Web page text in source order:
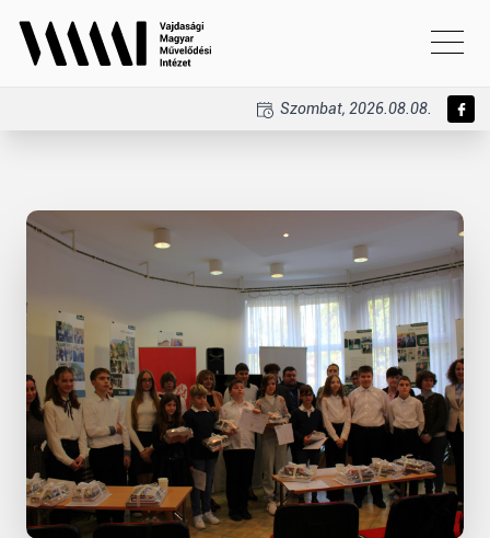
Szombat, 2026.08.08.